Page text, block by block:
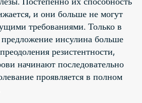
и они больше не могут
требованиями. Только в
предложение инсулина больше
резистентности,
начинают последовательно
проявляется в полном